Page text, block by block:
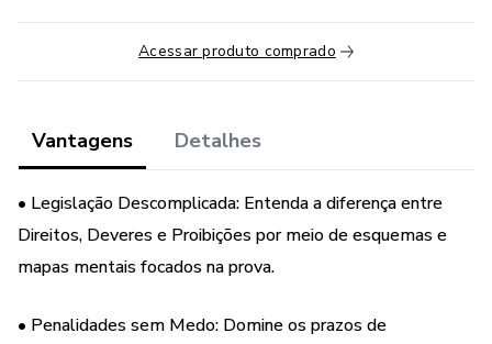
bom senso.
Este módulo avulso de Ética e Bioética foi desenvolvido
precisam gabaritar a disciplina sem perder tempo
decorando artigos inteiros de lei seca. Aqui você substitui
os textos jurídicos cansativos por um estudo direcionado,
compreendendo perfeitamente a linha de raciocínio de
Acessar produto comprado
Vantagens Detalhes
• Legislação Descomplicada: Entenda a diferença entre
Direitos, Deveres e Proibições por meio de esquemas e
mapas mentais focados na prova.
• Penalidades sem Medo: Domine os prazos de